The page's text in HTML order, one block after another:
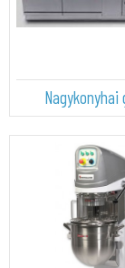
Nagykonyhai